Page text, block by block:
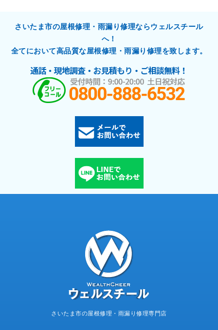
さいたま市の屋根修理・雨漏り修理ならウェルスチール
へ！
全てにおいて高品質な屋根修理・雨漏り修理を致します。
さいたま市の屋根修理・雨漏り修理専門店